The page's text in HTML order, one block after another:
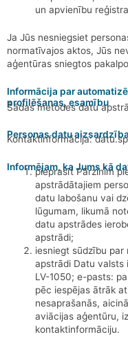
un apvienību
Ja Jūs nesniegsiet
normatīvajos aktos, Jūs
aģentūras sniegtos
Informācija par
profilēšanas, esamību
Šādas metodes datu
Personas datu
Kontaktinformācija:
Informējam, ka Jums kā
pieprasīt Pārzinim
apstrādātajiem
datu labošanu vai
lūgumam, likumā
datu apstrādes
apstrādi;
iesniegt sūdzību par
apstrādi Datu valsts
LV-1050; e-pasts:
pēc iespējas ātrāk
nesaprašanās,
aviācijas aģentūru,
kontaktinformāciju.